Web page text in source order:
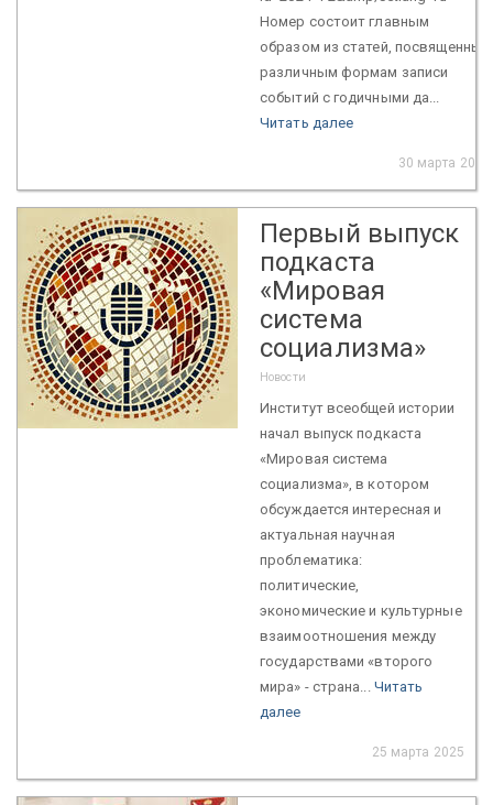
Номер состоит главным
образом из статей, посвященных
различным формам записи
событий с годичными да...
Читать далее
30 марта 2025
Первый выпуск
подкаста
«Мировая
система
социализма»
Новости
Институт всеобщей истории
начал выпуск подкаста
«Мировая система
социализма», в котором
обсуждается интересная и
актуальная научная
проблематика:
политические,
экономические и культурные
взаимоотношения между
государствами «второго
мира» - страна... Читать
далее
25 марта 2025